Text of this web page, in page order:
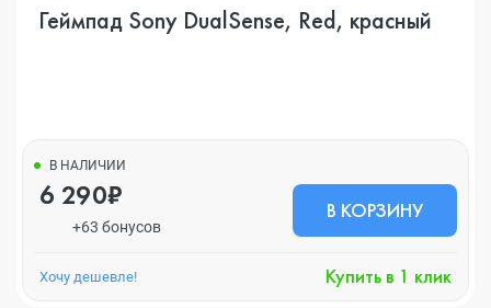
Геймпад Sony DualSense, Red, красный
В НАЛИЧИИ
6 290₽
+63 бонусов
В КОРЗИНУ
Хочу дешевле! Купить в 1 клик